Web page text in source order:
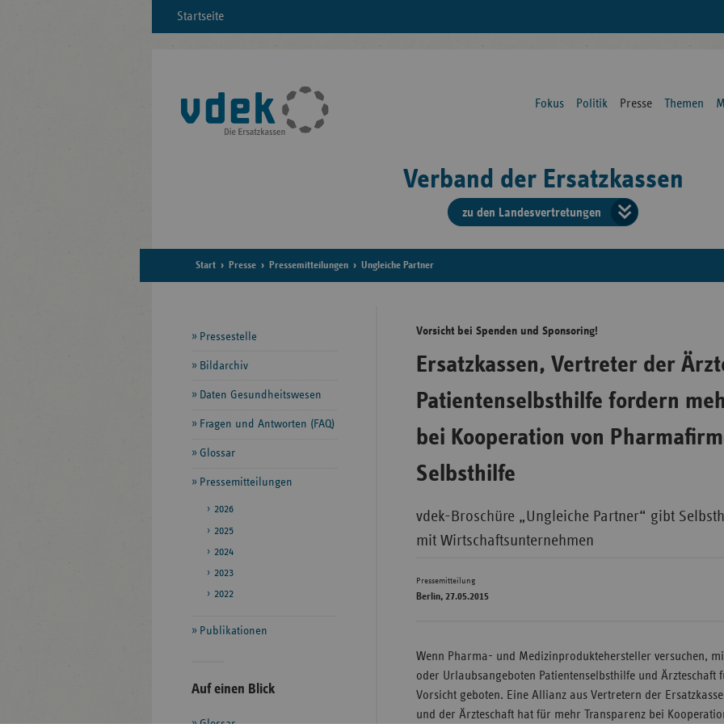
Startseite
Fokus Politik Presse Themen
Verband der Ersatzkassen
zu den Landesvertretungen
der
Start Presse Pressemitteilungen Ungleiche Partner
Vorsicht bei Spenden und Sponsoring!
Ersatzkassen, Vertreter der
Patientenselbsthilfe fordern
bei Kooperation von
Selbsthilfe
vdek-Broschüre „Ungleiche Partner“ gibt
mit Wirtschaftsunternehmen
Pressemitteilung
Berlin, 27.05.2015
Wenn Pharma- und Medizinproduktehersteller versuchen,
oder Urlaubsangeboten Patientenselbsthilfe und Ärzteschaft
Vorsicht geboten. Eine Allianz aus Vertretern der
und der Ärzteschaft hat für mehr Transparenz bei
Seitennavigation
Pressestelle
Bildarchiv
Daten Gesundheitswesen
Fragen und Antworten (FAQ)
Glossar
Pressemitteilungen
2026
2025
2024
2023
2022
Publikationen
Seitenleiste
Auf einen Blick